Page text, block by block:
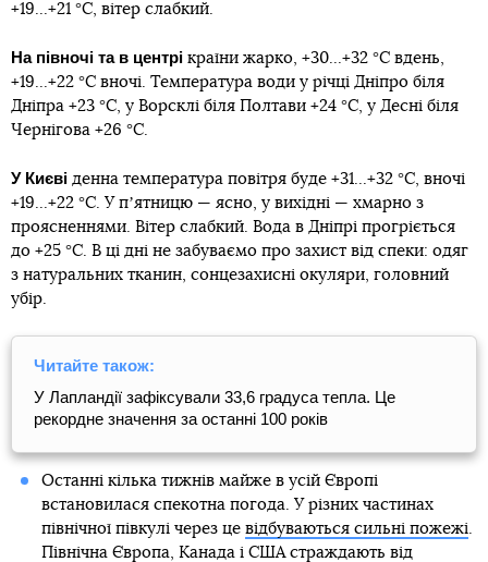
+19...+21 °С, вітер слабкий.
На півночі та в центрі країни жарко, +30...+32 °С вдень,
+19...+22 °С вночі. Температура води у річці Дніпро біля
Дніпра +23 °С, у Ворсклі біля Полтави +24 °С, у Десні біля
Чернігова +26 °С.
У Києві денна температура повітря буде +31...+32 °С, вночі
+19...+22 °С. У пʼятницю — ясно, у вихідні — хмарно з
проясненнями. Вітер слабкий. Вода в Дніпрі прогріється
до +25 °С. В ці дні не забуваємо про захист від спеки: одяг
з натуральних тканин, сонцезахисні окуляри, головний
убір.
Читайте також:
У Лапландії зафіксували 33,6 градуса тепла. Це
рекордне значення за останні 100 років
Останні кілька тижнів майже в усій Європі
встановилася спекотна погода. У різних частинах
північної півкулі через це відбуваються сильні пожежі.
Північна Європа, Канада і США страждають від